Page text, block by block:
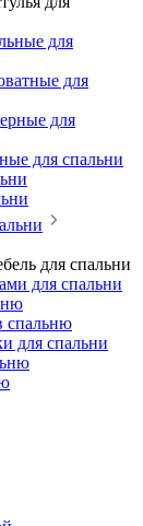
для
для
для
для спальни
для спальни
для спальни
спальню
для спальни